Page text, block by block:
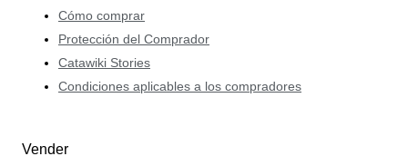
Cómo comprar
Protección del Comprador
Catawiki Stories
Condiciones aplicables a los compradores
Vender